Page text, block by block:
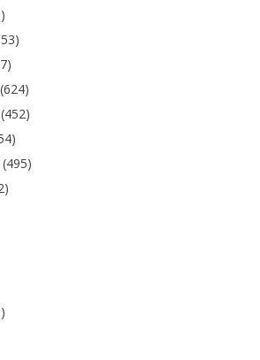
(624)
(452)
(495)